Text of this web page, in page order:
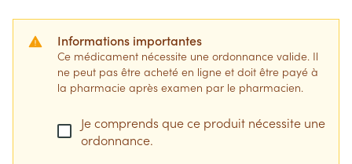
Informations importantes
Ce médicament nécessite une ordonnance valide. Il
ne peut pas être acheté en ligne et doit être payé à
la pharmacie après examen par le pharmacien.
Je comprends que ce produit nécessite une
ordonnance.